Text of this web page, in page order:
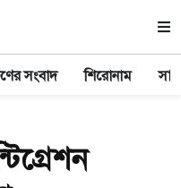
সংবাদ শিরোনাম